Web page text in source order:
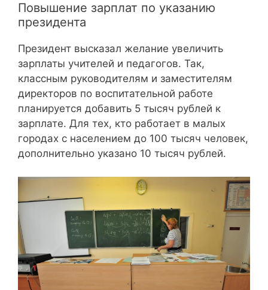
Повышение зарплат по указанию
президента
Президент высказал желание увеличить
зарплаты учителей и педагогов. Так,
классным руководителям и заместителям
директоров по воспитательной работе
планируется добавить 5 тысяч рублей к
зарплате. Для тех, кто работает в малых
городах с населением до 100 тысяч человек,
дополнительно указано 10 тысяч рублей.